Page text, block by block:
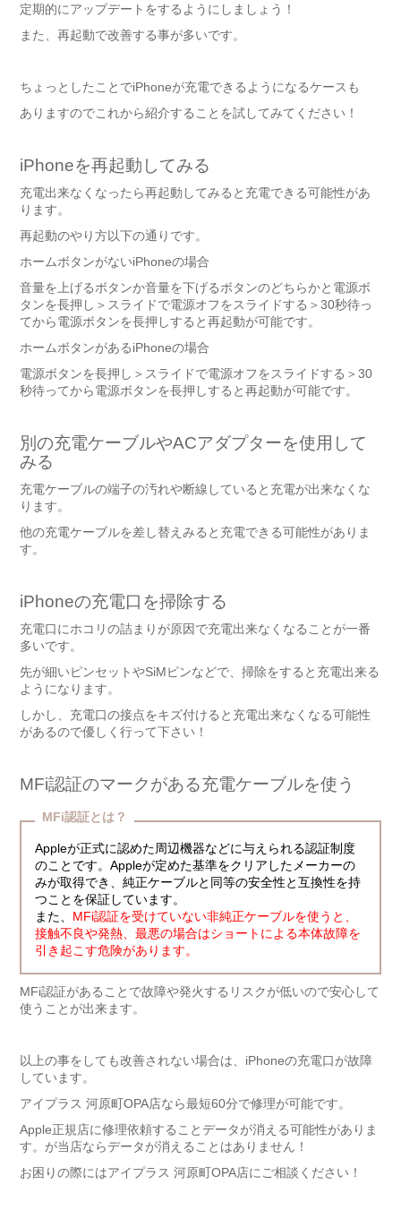
定期的にアップデートをするようにしましょう！
また、再起動で改善する事が多いです。
ちょっとしたことでiPhoneが充電できるようになるケースも
ありますのでこれから紹介することを試してみてください！
iPhoneを再起動してみる
充電出来なくなったら再起動してみると充電できる可能性があ
ります。
再起動のやり方以下の通りです。
ホームボタンがないiPhoneの場合
音量を上げるボタンか音量を下げるボタンのどちらかと電源ボ
タンを長押し＞スライドで電源オフをスライドする＞30秒待っ
てから電源ボタンを長押しすると再起動が可能です。
ホームボタンがあるiPhoneの場合
電源ボタンを長押し＞スライドで電源オフをスライドする＞30
秒待ってから電源ボタンを長押しすると再起動が可能です。
別の充電ケーブルやACアダプターを使用して
みる
充電ケーブルの端子の汚れや断線していると充電が出来なくな
ります。
他の充電ケーブルを差し替えみると充電できる可能性がありま
す。
iPhoneの充電口を掃除する
充電口にホコリの詰まりが原因で充電出来なくなることが一番
多いです。
先が細いピンセットやSiMピンなどで、掃除をすると充電出来る
ようになります。
しかし、充電口の接点をキズ付けると充電出来なくなる可能性
があるので優しく行って下さい！
MFi認証のマークがある充電ケーブルを使う
MFi認証とは？
Appleが正式に認めた周辺機器などに与えられる認証制度
のことです。Appleが定めた基準をクリアしたメーカーの
みが取得でき、純正ケーブルと同等の安全性と互換性を持
つことを保証しています。
また、 MFi認証を受けていない非純正ケーブルを使うと、
接触不良や発熱、最悪の場合はショートによる本体故障を
引き起こす危険があります。
MFi認証があることで故障や発火するリスクが低いので安心して
使うことが出来ます。
以上の事をしても改善されない場合は、iPhoneの充電口が故障
しています。
アイプラス 河原町OPA店なら最短60分で修理が可能です。
Apple正規店に修理依頼することデータが消える可能性がありま
す。が当店ならデータが消えることはありません！
お困りの際にはアイプラス 河原町OPA店にご相談ください！